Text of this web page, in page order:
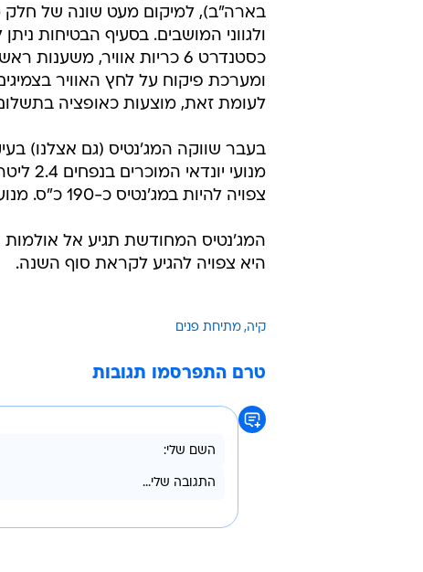
בארה"ב), למיקום מעט שונה של חלק
ולגווני המושבים. בסעיף הבטיחות
כסטנדרט 6 כריות אוויר, משענות
ומערכת פיקוח על לחץ האוויר
לעומת זאת, מוצעות כאופציה
צפויה להיות במג'נטיס כ-190 כ"ס. מנועים אלו ישודכו בדור זה לתיבה אוטומטית בעלת 5 הילוכים.
היא צפויה להגיע לקראת סוף השנה.
קיה מתיחת פנים
טרם התפרסמו תגובות